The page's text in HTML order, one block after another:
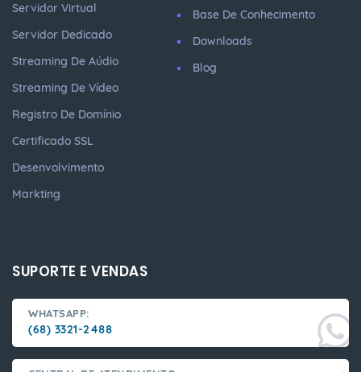
Servidor Virtual
Servidor Dedicado
Streaming De Aúdio
Streaming De Vídeo
Registro De Domínio
Certificado SSL
Desenvolvimento
Markting
Base De Conhecimento
Downloads
Blog
SUPORTE E VENDAS
WHATSAPP:
(68) 3321-2488